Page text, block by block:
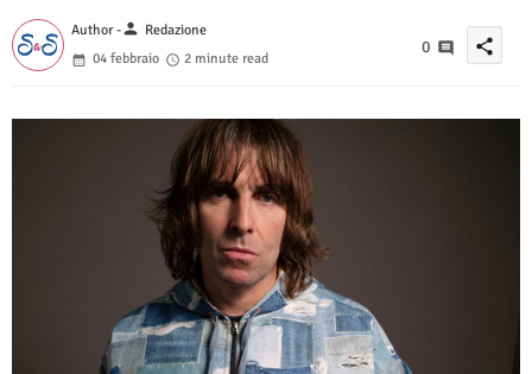
Author -person Redazione
04 febbraio
2 minute read
0 share